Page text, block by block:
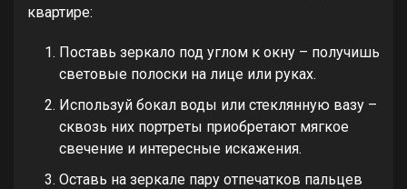
квартире:
Поставь зеркало под углом к окну – получишь
световые полоски на лице или руках.
Используй бокал воды или стеклянную вазу –
сквозь них портреты приобретают мягкое
свечение и интересные искажения.
Оставь на зеркале пару отпечатков пальцев